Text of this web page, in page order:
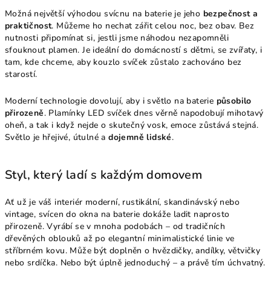
Možná největší výhodou svícnu na baterie je jeho bezpečnost a
praktičnost. Můžeme ho nechat zářit celou noc, bez obav. Bez
nutnosti připomínat si, jestli jsme náhodou nezapomněli
sfouknout plamen. Je ideální do domácností s dětmi, se zvířaty, i
tam, kde chceme, aby kouzlo svíček zůstalo zachováno bez
starostí.
Moderní technologie dovolují, aby i světlo na baterie působilo
přirozeně. Plamínky LED svíček dnes věrně napodobují mihotavý
oheň, a tak i když nejde o skutečný vosk, emoce zůstává stejná.
Světlo je hřejivé, útulné adojemně lidské.
Styl, který ladí s každým domovem
Ať už je váš interiér moderní, rustikální, skandinávský nebo
vintage, svícen do okna na baterie dokáže ladit naprosto
přirozeně. Vyrábí se v mnoha podobách – od tradičních
dřevěných oblouků až po elegantní minimalistické linie ve
stříbrném kovu. Může být doplněn o hvězdičky, andílky, větvičky
nebo srdíčka. Nebo být úplně jednoduchý – a právě tím úchvatný.